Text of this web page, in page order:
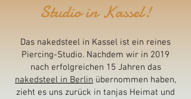
Studio in Kassel!
Das nakedsteel in Kassel ist ein reines
Piercing-Studio. Nachdem wir in 2019
nach erfolgreichen 15 Jahren das
nakedsteel in Berlin übernommen haben,
zieht es uns zurück in tanjas Heimat und